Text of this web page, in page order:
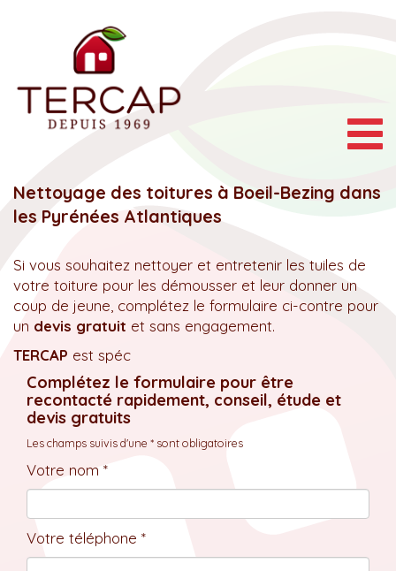
Nettoyage des toitures à Boeil-Bezing dans
les Pyrénées Atlantiques
Si vous souhaitez nettoyer et entretenir les tuiles de
votre toiture pour les démousser et leur donner un
coup de jeune, complétez le formulaire ci-contre pour
un devis gratuit et sans engagement.
TERCAP est spéc
Complétez le formulaire pour être
recontacté rapidement, conseil, étude et
devis gratuits
Les champs suivis d'une * sont obligatoires
Votre nom *
Votre téléphone *